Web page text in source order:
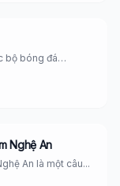
bộ bóng đá
Nghệ An
An là một câu...